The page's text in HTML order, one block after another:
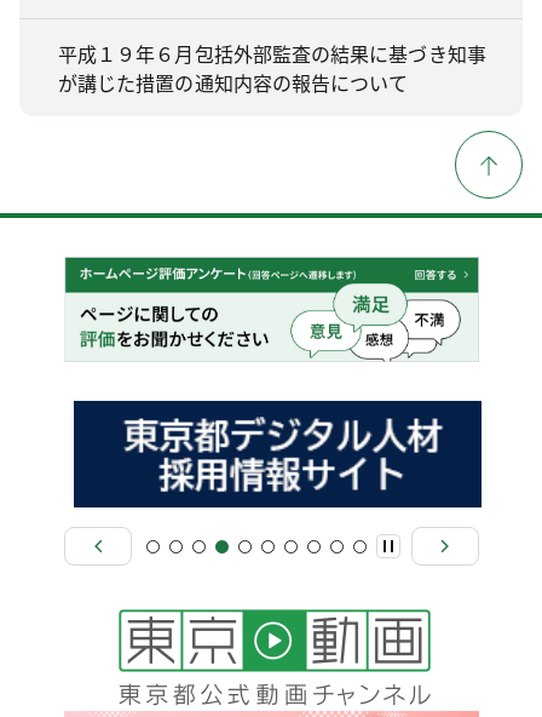
平成１９年６月包括外部監査の結果に基づき知事
が講じた措置の通知内容の報告について